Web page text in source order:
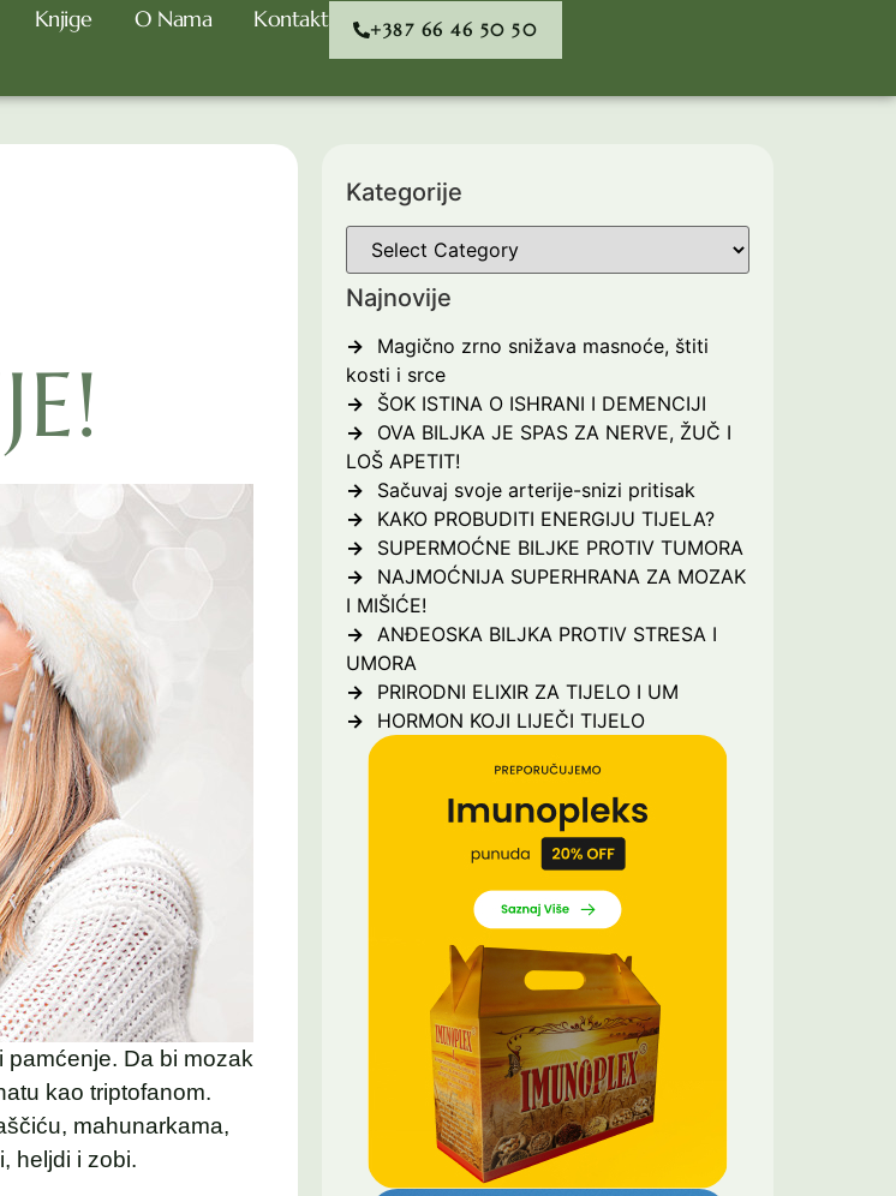
Knjige O Nama Kontakt +387 66 46 50 50
Da bi mozak
kao triptofanom.
mahunarkama,
heljdi i zobi.
Kategorije
Najnovije
Magično zrno snižava masnoće, štiti
kosti i srce
ŠOK ISTINA O ISHRANI I DEMENCIJI
OVA BILJKA JE SPAS ZA NERVE, ŽUČ I
LOŠ APETIT!
Sačuvaj svoje arterije-snizi pritisak
KAKO PROBUDITI ENERGIJU TIJELA?
SUPERMOĆNE BILJKE PROTIV TUMORA
NAJMOĆNIJA SUPERHRANA ZA MOZAK
I MIŠIĆE!
ANĐEOSKA BILJKA PROTIV STRESA I
UMORA
PRIRODNI ELIXIR ZA TIJELO I UM
HORMON KOJI LIJEČI TIJELO